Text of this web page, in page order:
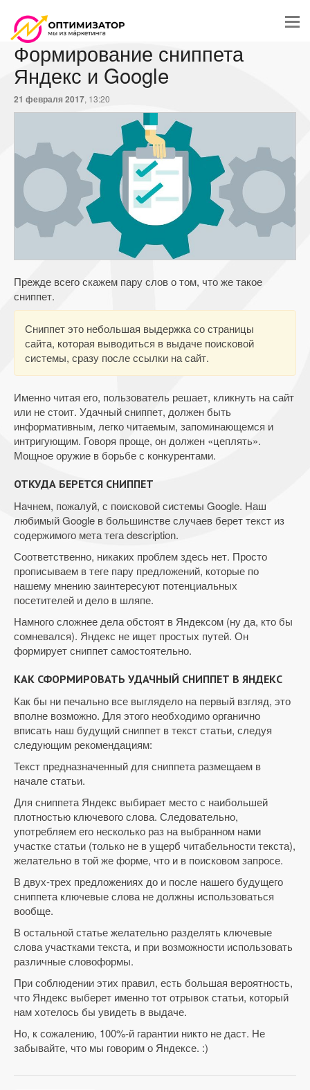
Формирование сниппета
Яндекс и Google
21 февраля 2017, 13:20
Прежде всего скажем пару слов о том, что же такое
сниппет.
Сниппет это небольшая выдержка со страницы
сайта, которая выводиться в выдаче поисковой
системы, сразу после ссылки на сайт.
Именно читая его, пользователь решает, кликнуть на сайт
или не стоит. Удачный сниппет, должен быть
информативным, легко читаемым, запоминающемся и
интригующим. Говоря проще, он должен «цеплять».
Мощное оружие в борьбе с конкурентами.
ОТКУДА БЕРЕТСЯ СНИППЕТ
Начнем, пожалуй, с поисковой системы Google. Наш
любимый Google в большинстве случаев берет текст из
содержимого мета тега description.
Соответственно, никаких проблем здесь нет. Просто
прописываем в теге пару предложений, которые по
нашему мнению заинтересуют потенциальных
посетителей и дело в шляпе.
Намного сложнее дела обстоят в Яндексом (ну да, кто бы
сомневался). Яндекс не ищет простых путей. Он
формирует сниппет самостоятельно.
КАК СФОРМИРОВАТЬ УДАЧНЫЙ СНИППЕТ В ЯНДЕКС
Как бы ни печально все выглядело на первый взгляд, это
вполне возможно. Для этого необходимо органично
вписать наш будущий сниппет в текст статьи, следуя
следующим рекомендациям:
Текст предназначенный для сниппета размещаем в
начале статьи.
Для сниппета Яндекс выбирает место с наибольшей
плотностью ключевого слова. Следовательно,
употребляем его несколько раз на выбранном нами
участке статьи (только не в ущерб читабельности текста),
желательно в той же форме, что и в поисковом запросе.
В двух-трех предложениях до и после нашего будущего
сниппета ключевые слова не должны использоваться
вообще.
В остальной статье желательно разделять ключевые
слова участками текста, и при возможности использовать
различные словоформы.
При соблюдении этих правил, есть большая вероятность,
что Яндекс выберет именно тот отрывок статьи, который
нам хотелось бы увидеть в выдаче.
Но, к сожалению, 100%-й гарантии никто не даст. Не
забывайте, что мы говорим о Яндексе. :)